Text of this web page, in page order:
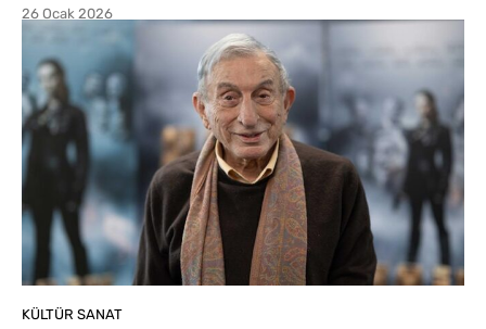
26 Ocak 2026
KÜLTÜR SANAT